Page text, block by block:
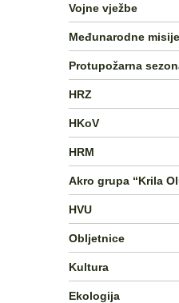
Vojne vježbe
Međunarodne misije
Protupožarna
HRZ
HKoV
HRM
Akro grupa “Krila
HVU
Obljetnice
Kultura
Ekologija